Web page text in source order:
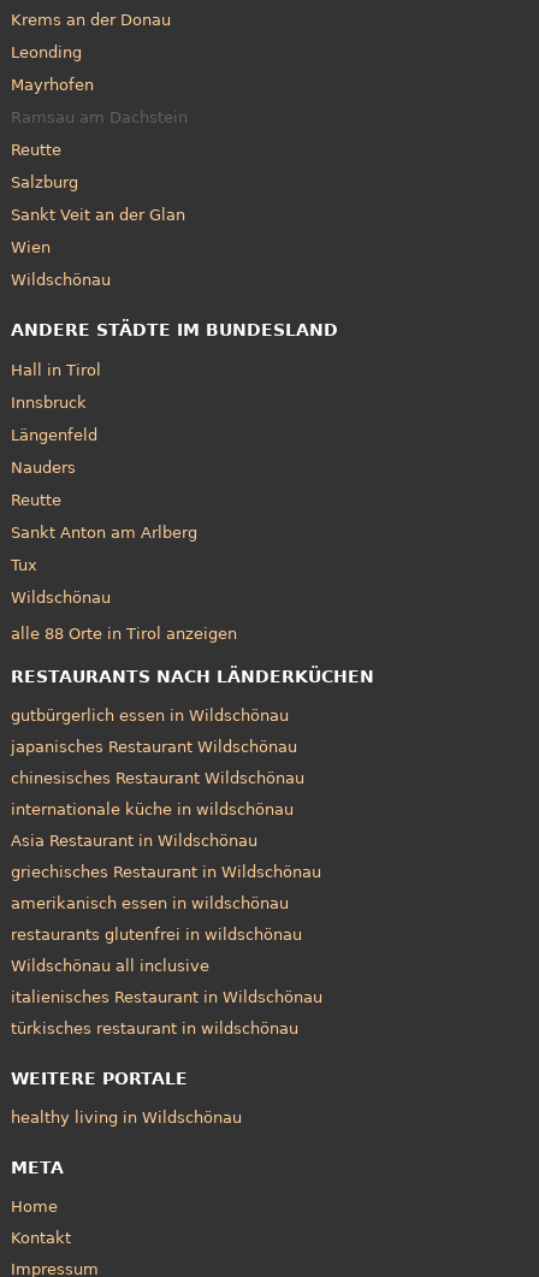
Krems an der Donau
Leonding
Mayrhofen
Ramsau am Dachstein
Reutte
Salzburg
Sankt Veit an der Glan
Wien
Wildschönau
ANDERE STÄDTE IM BUNDESLAND
Hall in Tirol
Innsbruck
Längenfeld
Nauders
Reutte
Sankt Anton am Arlberg
Tux
Wildschönau
alle 88 Orte in Tirol anzeigen
RESTAURANTS NACH LÄNDERKÜCHEN
gutbürgerlich essen in Wildschönau
japanisches Restaurant Wildschönau
chinesisches Restaurant Wildschönau
internationale küche in wildschönau
Asia Restaurant in Wildschönau
griechisches Restaurant in Wildschönau
amerikanisch essen in wildschönau
restaurants glutenfrei in wildschönau
Wildschönau all inclusive
italienisches Restaurant in Wildschönau
türkisches restaurant in wildschönau
WEITERE PORTALE
healthy living in Wildschönau
META
Home
Kontakt
Impressum